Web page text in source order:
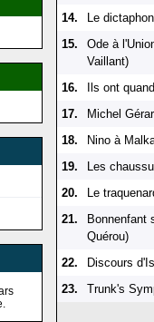
14.
Le
15.
Ode à
Vaillant)
16. Ils ont
17.
Michel
18.
Nino à
19.
Les
20.
Le
21.
Bonnenfant
Quérou)
22. Discours
23.
Trunk's